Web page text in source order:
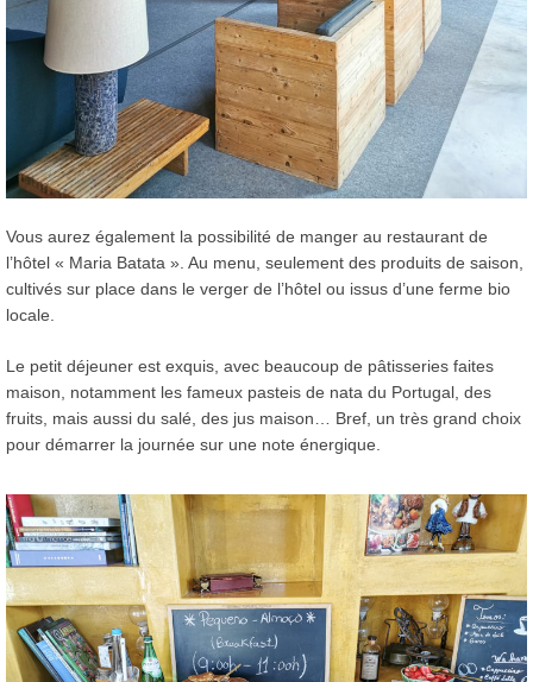
Vous aurez également la possibilité de manger au restaurant de
l’hôtel « Maria Batata ». Au menu, seulement des produits de saison,
cultivés sur place dans le verger de l’hôtel ou issus d’une ferme bio
locale.
Le petit déjeuner est exquis, avec beaucoup de pâtisseries faites
maison, notamment les fameux pasteis de nata du Portugal, des
fruits, mais aussi du salé, des jus maison… Bref, un très grand choix
pour démarrer la journée sur une note énergique.